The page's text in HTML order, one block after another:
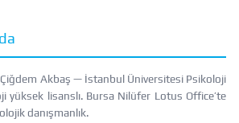
Akbaş — İstanbul Üniversitesi Psikoloji
yüksek lisanslı. Bursa Nilüfer Lotus Office’te
danışmanlık.